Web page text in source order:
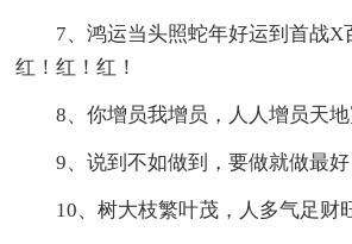
7、鸿运当头照蛇年好运到首战X
红！红！红！
8、你增员我增员，人人增员天
9、说到不如做到，要做就做最好
10、树大枝繁叶茂，人多气足财